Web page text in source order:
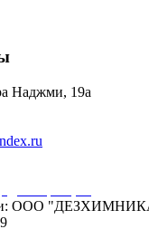
Наджми, 19а
ООО